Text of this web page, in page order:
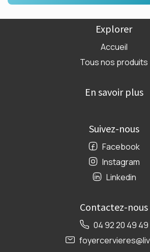
Explorer
Accueil
Tous nos produits
En savoir plus
Suivez-nous
Facebook
Instagram
Linkedin
Contactez-nous
04 92 20 49 49